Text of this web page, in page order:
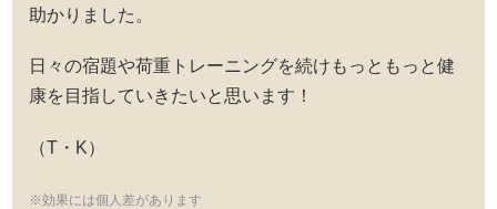
助かりました。
日々の宿題や荷重トレーニングを続けもっともっと健
康を目指していきたいと思います！
（T・K）
※効果には個人差があります